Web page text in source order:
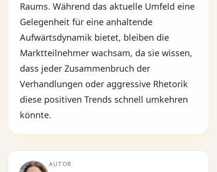
Raums. Während das aktuelle Umfeld eine
Gelegenheit für eine anhaltende
Aufwärtsdynamik bietet, bleiben die
Marktteilnehmer wachsam, da sie wissen,
dass jeder Zusammenbruch der
Verhandlungen oder aggressive Rhetorik
diese positiven Trends schnell umkehren
könnte.
AUTOR